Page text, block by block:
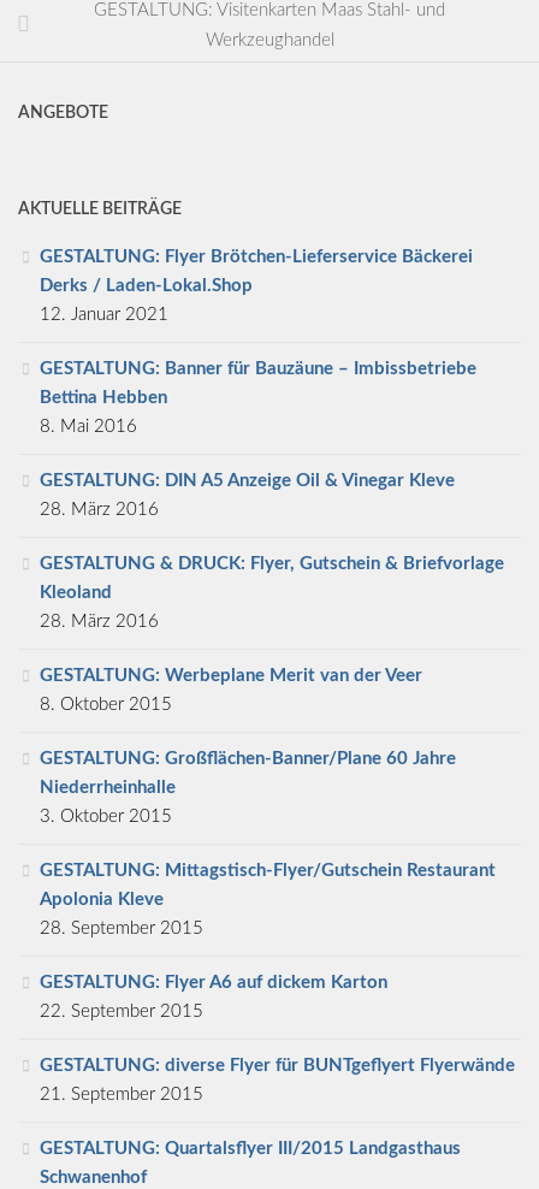
GESTALTUNG: Visitenkarten Maas Stahl- und
Werkzeughandel
ANGEBOTE
AKTUELLE BEITRÄGE
GESTALTUNG: Flyer Brötchen-Lieferservice Bäckerei
Derks / Laden-Lokal.Shop
12. Januar 2021
GESTALTUNG: Banner für Bauzäune – Imbissbetriebe
Bettina Hebben
8. Mai 2016
GESTALTUNG: DIN A5 Anzeige Oil & Vinegar Kleve
28. März 2016
GESTALTUNG & DRUCK: Flyer, Gutschein & Briefvorlage
Kleoland
28. März 2016
GESTALTUNG: Werbeplane Merit van der Veer
8. Oktober 2015
GESTALTUNG: Großflächen-Banner/Plane 60 Jahre
Niederrheinhalle
3. Oktober 2015
GESTALTUNG: Mittagstisch-Flyer/Gutschein Restaurant
Apolonia Kleve
28. September 2015
GESTALTUNG: Flyer A6 auf dickem Karton
22. September 2015
GESTALTUNG: diverse Flyer für BUNTgeflyert Flyerwände
21. September 2015
GESTALTUNG: Quartalsflyer III/2015 Landgasthaus
Schwanenhof